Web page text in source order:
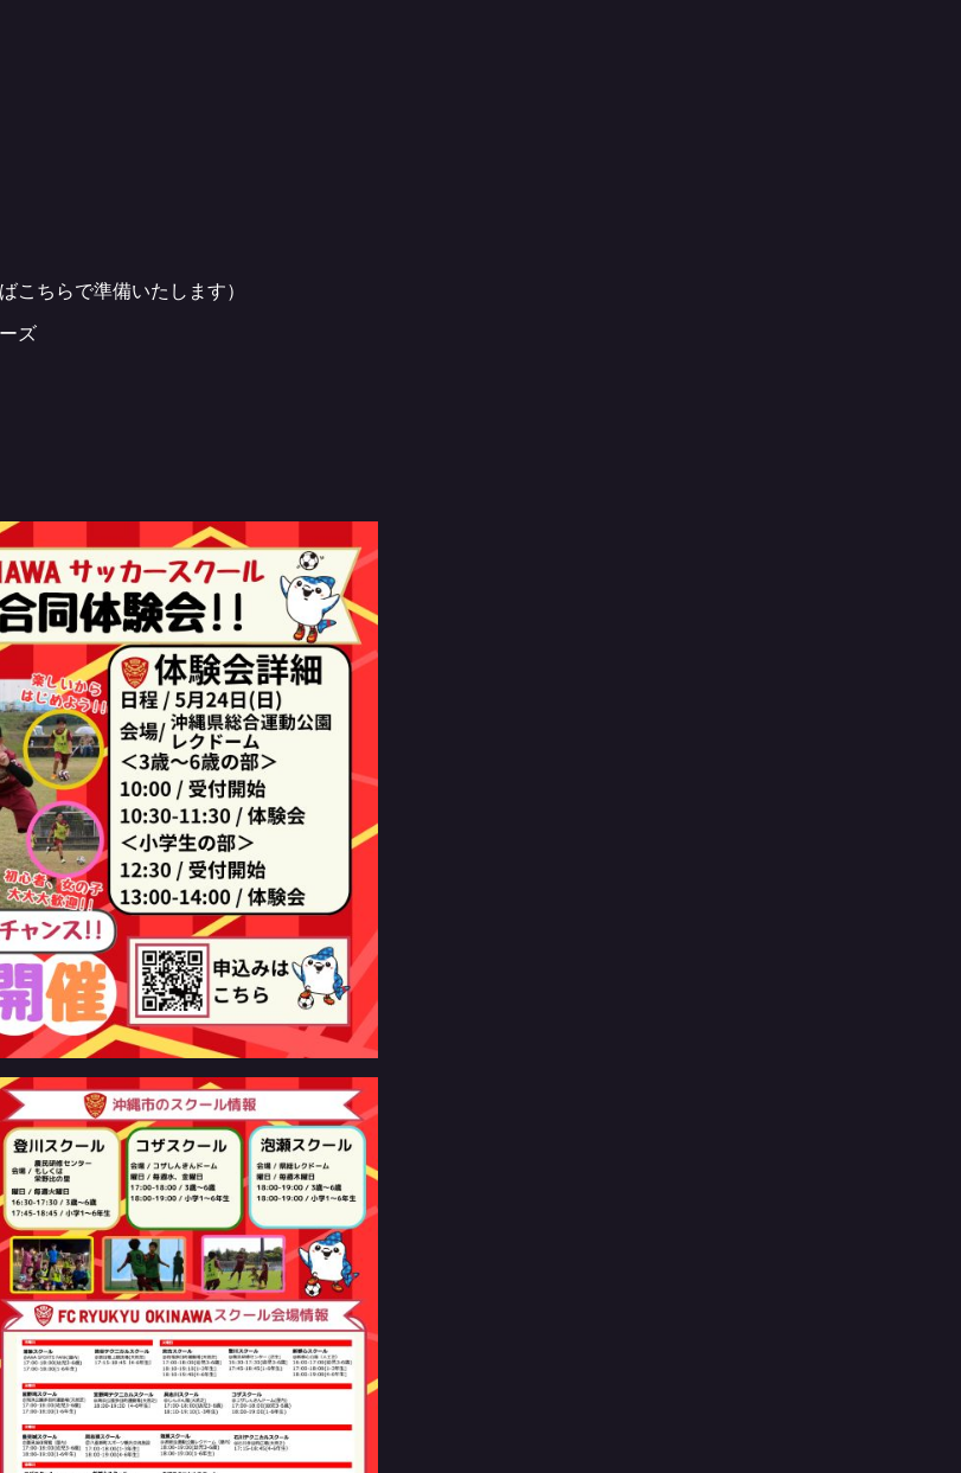
こちらで準備いたします）
ズ